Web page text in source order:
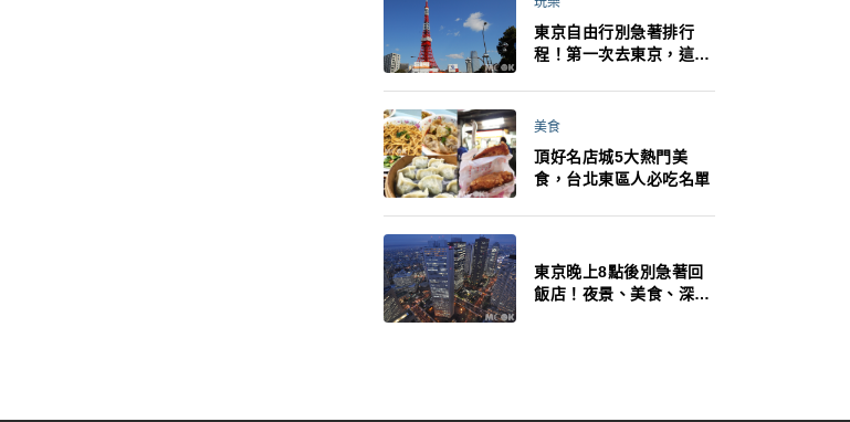
東京自由行別急著排行
程！第一次去東京，這10
美食
頂好名店城5大熱門美
食，台北東區人必吃名單
東京晚上8點後別急著回
飯店！夜景、美食、深夜